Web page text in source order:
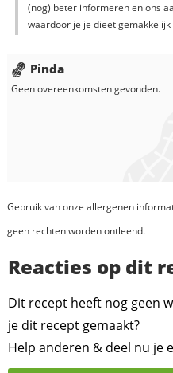
(nog) beter informeren en ons
waardoor je je dieët
Pinda
Geen overeenkomsten gevonden.
Gebruik van onze allergenen
geen rechten worden ontleend.
Reacties op dit
Dit recept heeft nog geen
je dit recept gemaakt?
Help anderen & deel nu je